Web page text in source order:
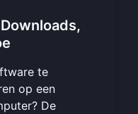
te
op een
De